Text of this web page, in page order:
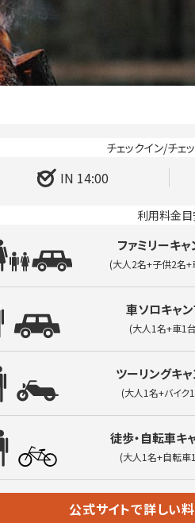
IN 14:00
ファミリーキャ
(大人2名+子供2名+
車ソロキャ
(大人1名+車1
ツーリングキ
(大人1名+バイク
徒歩・自転車キ
(大人1名+自転車
公式サイトで詳しい